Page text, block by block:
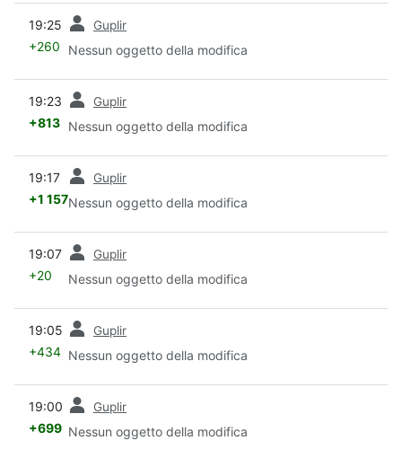
19:25 Guplir
+260 Nessun oggetto della modifica
19:23 Guplir
+813 Nessun oggetto della modifica
19:17 Guplir
+1 157Nessun oggetto della modifica
19:07 Guplir
+20 Nessun oggetto della modifica
19:05 Guplir
+434 Nessun oggetto della modifica
19:00 Guplir
+699 Nessun oggetto della modifica